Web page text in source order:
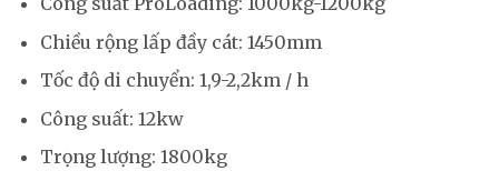
Chiều rộng lấp đầy cát: 1450mm
Tốc độ di chuyển: 1,9-2,2km / h
Công suất: 12kw
Trọng lượng: 1800kg